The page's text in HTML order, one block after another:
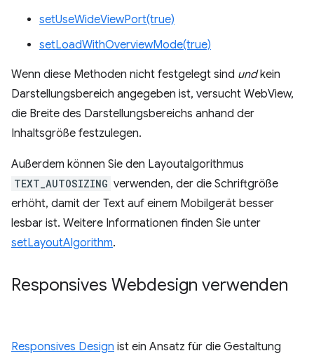
setUseWideViewPort(true)
setLoadWithOverviewMode(true)
Wenn diese Methoden nicht festgelegt sind undkein
Darstellungsbereich angegeben ist, versucht WebView,
die Breite des Darstellungsbereichs anhand der
Inhaltsgröße festzulegen.
Außerdem können Sie den Layoutalgorithmus
TEXT_AUTOSIZING verwenden, der die Schriftgröße
erhöht, damit der Text auf einem Mobilgerät besser
lesbar ist. Weitere Informationen finden Sie unter
setLayoutAlgorithm.
Responsives Webdesign verwenden
Responsives Design ist ein Ansatz für die Gestaltung